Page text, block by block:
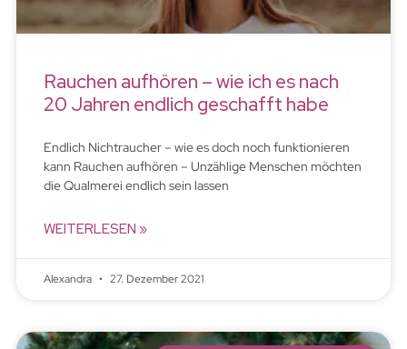
Rauchen aufhören – wie ich es nach
20 Jahren endlich geschafft habe
Endlich Nichtraucher – wie es doch noch funktionieren
kann Rauchen aufhören – Unzählige Menschen möchten
die Qualmerei endlich sein lassen
WEITERLESEN »
Alexandra 27. Dezember 2021